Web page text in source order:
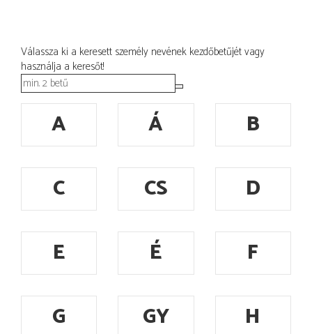
Válassza ki a keresett személy nevének kezdőbetűjét vagy
használja a keresőt!
A Á
B
C
CS
D
E
É
F
G
GY H